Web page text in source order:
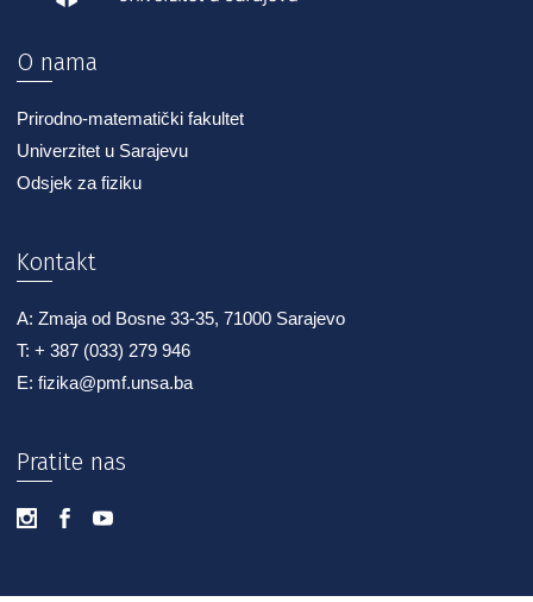
O nama
Prirodno-matematički fakultet
Univerzitet u Sarajevu
Odsjek za fiziku
Kontakt
A: Zmaja od Bosne 33-35, 71000 Sarajevo
T: + 387 (033) 279 946
E: fizika@pmf.unsa.ba
Pratite nas